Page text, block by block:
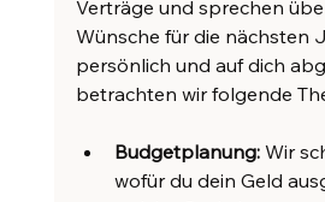
Verträge und sprechen
Wünsche für die nächsten
persönlich und auf dich
betrachten wir folgende
Budgetplanung: Wir
wofür du dein Geld